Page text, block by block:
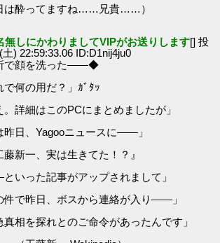
は酔ってますね……兄貴……）
無しにかわりましてVIPがお送りします[] 投
) 22:59:33.06 ID:D1nij4ju0
で顔を洗った――◆
何の用だ？」ｶﾞﾀｯ
詳細はこのPCにまとめましたが」
昨日、Yagooニュースに――」
藤新一、実は生きてた！？』
いった記事がアップされまして」
件で昨日、ボスから連絡が入り――」
相を探れとのご命令があったんです」